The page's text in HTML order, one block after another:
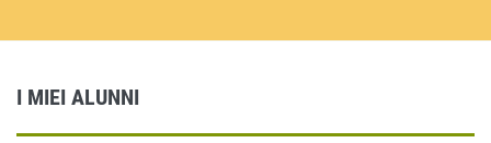
I MIEI ALUNNI